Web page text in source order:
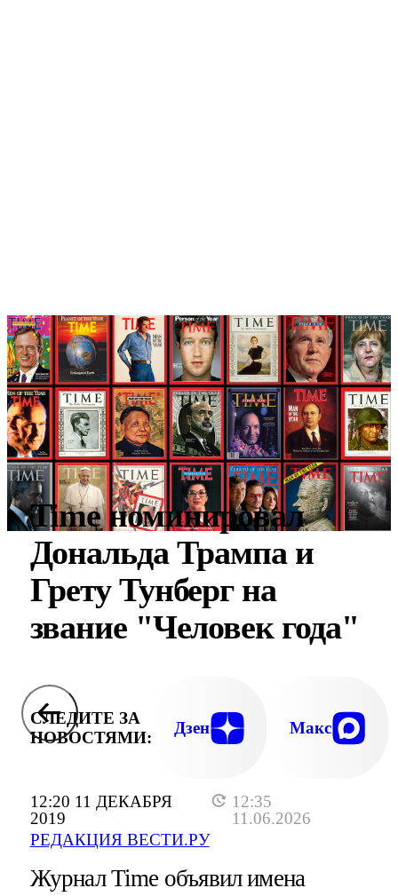
12:20 11 ДЕКАБРЯ
2019
12:35
11.06.2026
РЕДАКЦИЯ ВЕСТИ.РУ
Time номинировал
Дональда Трампа и
Грету Тунберг на
звание "Человек года"
СЛЕДИТЕ ЗА
НОВОСТЯМИ:
Дзен Макс
Журнал Time объявил имена